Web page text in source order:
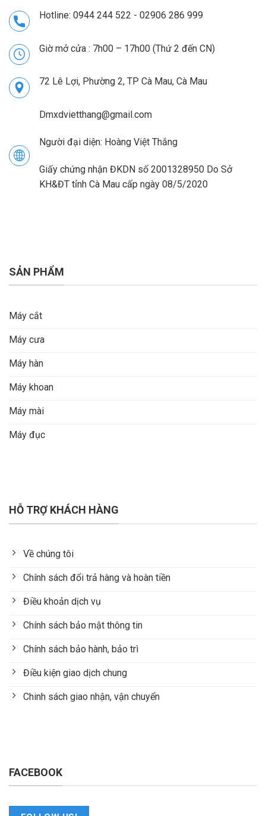
Hotline: 0944 244 522 - 02906 286 999
Giờ mở cửa : 7h00 – 17h00 (Thứ 2 đến CN)
72 Lê Lợi, Phường 2, TP Cà Mau, Cà Mau
Dmxdvietthang@gmail.com
Người đại diện: Hoàng Việt Thắng
Giấy chứng nhận ĐKDN số 2001328950 Do Sở
KH&ĐT tỉnh Cà Mau cấp ngày 08/5/2020
SẢN PHẨM
Máy cắt
Máy cưa
Máy hàn
Máy khoan
Máy mài
Máy đục
HỖ TRỢ KHÁCH HÀNG
Về chúng tôi
Chính sách đổi trả hàng và hoàn tiền
Điều khoản dịch vụ
Chính sách bảo mật thông tin
Chính sách bảo hành, bảo trì
Điều kiện giao dịch chung
Chinh sách giao nhận, vận chuyển
FACEBOOK